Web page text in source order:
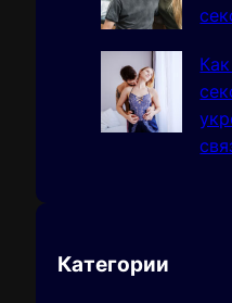
Категории